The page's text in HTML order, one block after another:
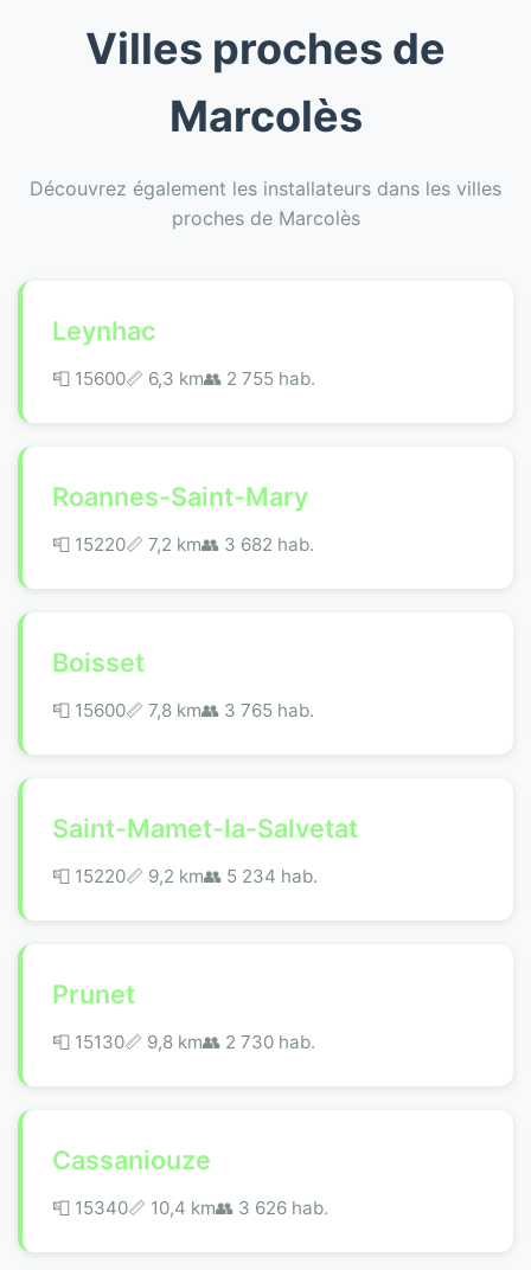
Villes proches de
Marcolès
Découvrez également les installateurs dans les villes
proches de Marcolès
Leynhac
📮 15600📏 6,3 km👥 2 755 hab.
Roannes-Saint-Mary
📮 15220📏 7,2 km👥 3 682 hab.
Boisset
📮 15600📏 7,8 km👥 3 765 hab.
Saint-Mamet-la-Salvetat
📮 15220📏 9,2 km👥 5 234 hab.
Prunet
📮 15130📏 9,8 km👥 2 730 hab.
Cassaniouze
📮 15340📏 10,4 km👥 3 626 hab.